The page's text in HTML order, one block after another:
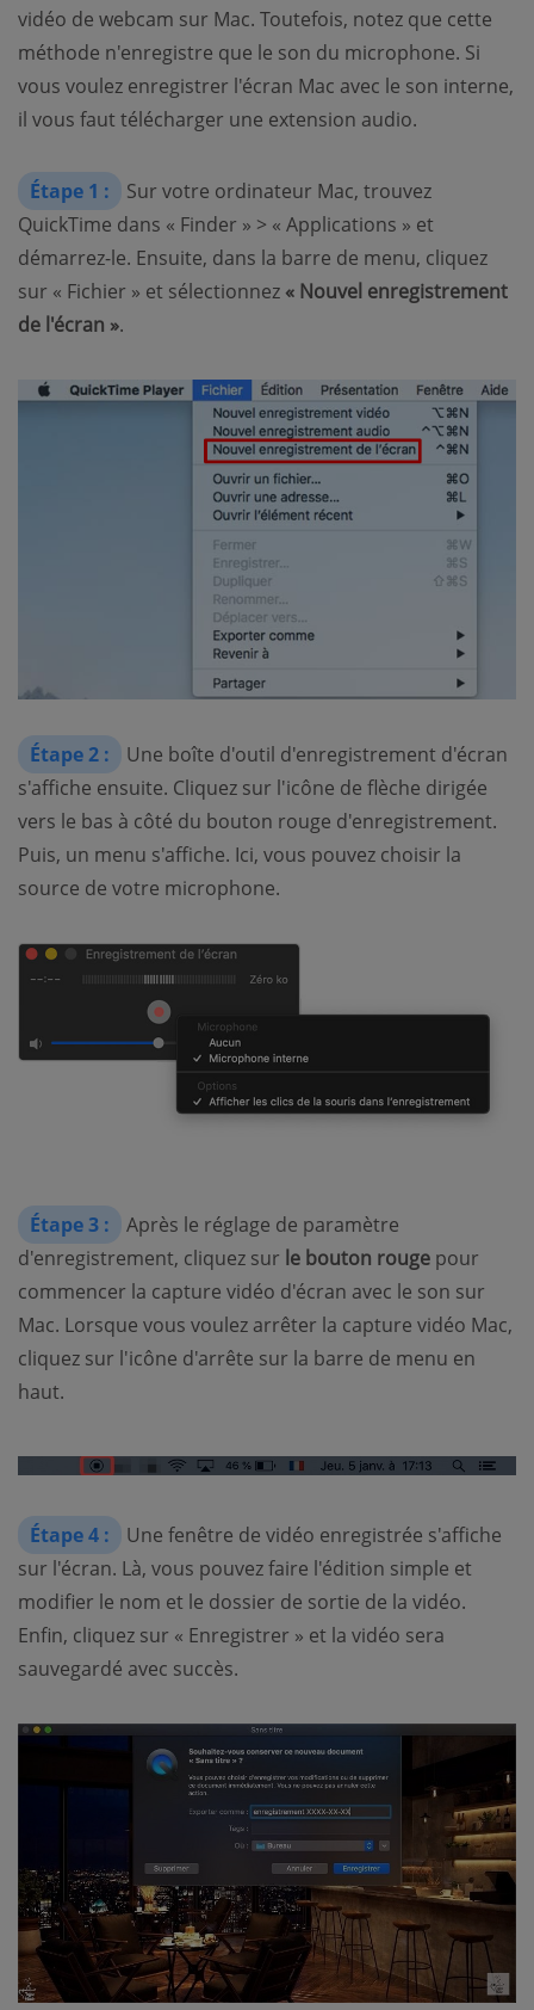
vidéo de webcam sur Mac. Toutefois, notez que cette
méthode n'enregistre que le son du microphone. Si
vous voulez enregistrer l'écran Mac avec le son interne,
il vous faut télécharger une extension audio.
Étape 1 :
Sur votre ordinateur Mac, trouvez
QuickTime dans « Finder » > « Applications » et
démarrez-le. Ensuite, dans la barre de menu, cliquez
sur « Fichier » et sélectionnez « Nouvel enregistrement
de l'écran ».
Étape 2 :
Une boîte d'outil d'enregistrement d'écran
s'affiche ensuite. Cliquez sur l'icône de flèche dirigée
vers le bas à côté du bouton rouge d'enregistrement.
Puis, un menu s'affiche. Ici, vous pouvez choisir la
source de votre microphone.
Étape 3 :
Après le réglage de paramètre
d'enregistrement, cliquez sur le bouton rouge pour
commencer la capture vidéo d'écran avec le son sur
Mac. Lorsque vous voulez arrêter la capture vidéo Mac,
cliquez sur l'icône d'arrête sur la barre de menu en
haut.
Étape 4 :
Une fenêtre de vidéo enregistrée s'affiche
sur l'écran. Là, vous pouvez faire l'édition simple et
modifier le nom et le dossier de sortie de la vidéo.
Enfin, cliquez sur « Enregistrer » et la vidéo sera
sauvegardé avec succès.